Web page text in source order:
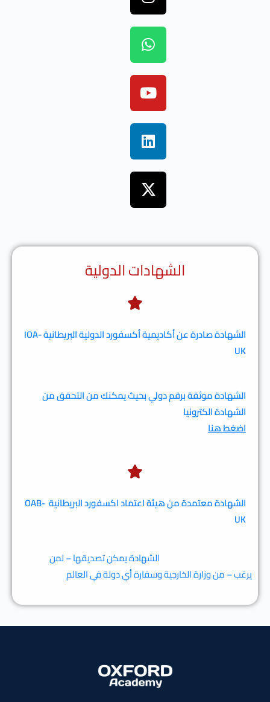
الشهادات الدولية
الشهادة صادرة عن أكاديمية أكسفورد الدولية البريطانيةIOA-
UK
الشهادة موثقة برقم دولي بحيث يمكنك من التحقق من
الشهادة الكترونيا
اضغط هنا
الشهادة معتمدة من هيئة اعتماد اكسفورد البريطانيةOAB-
UK
الشهادة يمكن تصديقها – لمن
يرغب – من وزارة الخارجية وسفارة أي دولة في العالم